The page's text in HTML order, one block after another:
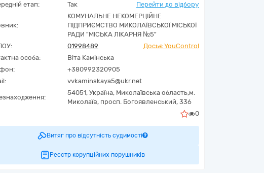
етап:
Так Перейти до відбору
КОМУНАЛЬНЕ НЕКОМЕРЦІЙНЕ
ПІДПРИЄМСТВО МИКОЛАЇВСЬКОЇ МІСЬКОЇ
РАДИ "МІСЬКА ЛІКАРНЯ №5"
01998489
Досьє YouControl
особа:
Віта Камінська
+380992320905
vvkaminskaya5@ukr.net
54051, Україна, Миколаївська область,м.
Миколаїв, просп. Богоявленський, 336
0
Витяг про відсутність судимості
Реєстр корупційних порушників